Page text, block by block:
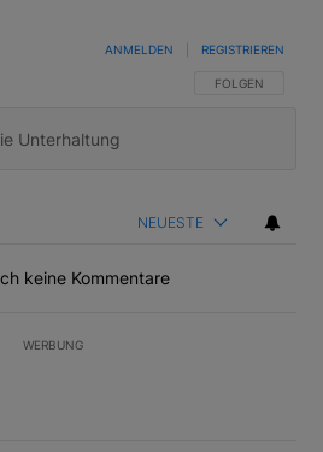
FOLGE DIESER
FOLGEN
ANMELDEN REGISTRIEREN
NEUESTE
keine Kommentare
WERBUNG